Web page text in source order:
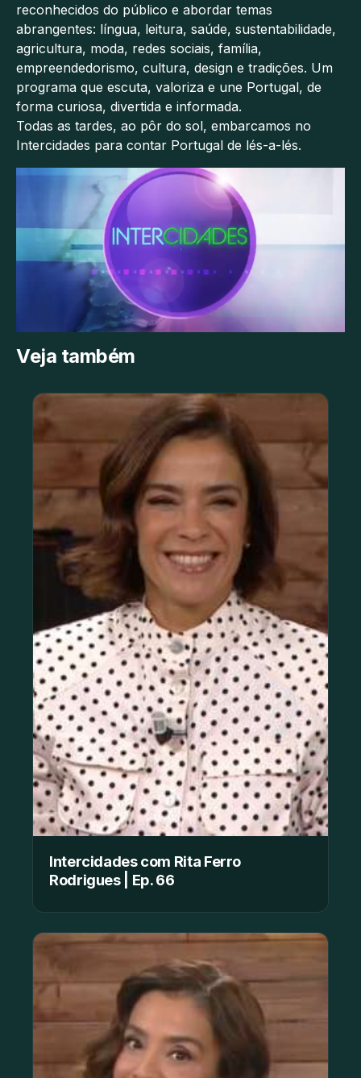
reconhecidos do público e abordar temas
abrangentes: língua, leitura, saúde, sustentabilidade,
agricultura, moda, redes sociais, família,
empreendedorismo, cultura, design e tradições. Um
programa que escuta, valoriza e une Portugal, de
forma curiosa, divertida e informada.
Todas as tardes, ao pôr do sol, embarcamos no
Intercidades para contar Portugal de lés-a-lés.
Veja também
Intercidades com Rita Ferro
Rodrigues | Ep. 66